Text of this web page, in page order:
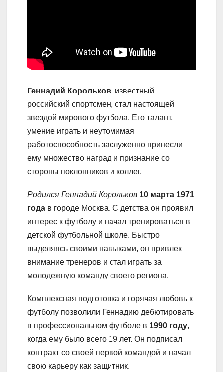
Геннадий Корольков, известный
российский спортсмен, стал настоящей
звездой мирового футбола. Его талант,
умение играть и неутомимая
работоспособность заслуженно принесли
ему множество наград и признание со
стороны поклонников и коллег.
Родился Геннадий Корольков 10 марта 1971
года в городе Москва. С детства он проявил
интерес к футболу и начал тренироваться в
детской футбольной школе. Быстро
выделяясь своими навыками, он привлек
внимание тренеров и стал играть за
молодежную команду своего региона.
Комплексная подготовка и горячая любовь к
футболу позволили Геннадию дебютировать
в профессиональном футболе в 1990 году,
когда ему было всего 19 лет. Он подписал
контракт со своей первой командой и начал
свою карьеру как защитник.